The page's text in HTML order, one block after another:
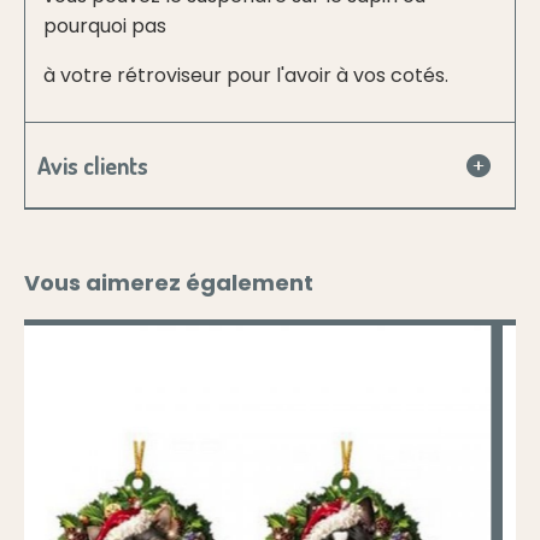
pourquoi pas
à votre rétroviseur pour l'avoir à vos cotés.
Avis clients
Vous aimerez également